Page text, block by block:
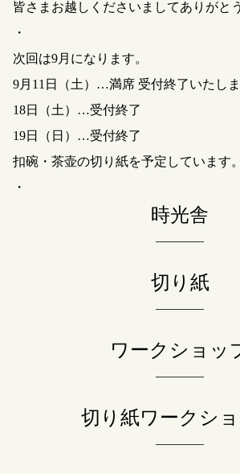
皆さまお越しくださいましてありがと
・
次回は9月になります。
9月11日（土）…満席 受付終了いたし
18日（土）…受付終了
19日（日）…受付終了
扣碗・茶壶の切り紙を予定しています。
・
時光舎
切り紙
ワークショッ
切り紙ワークシ